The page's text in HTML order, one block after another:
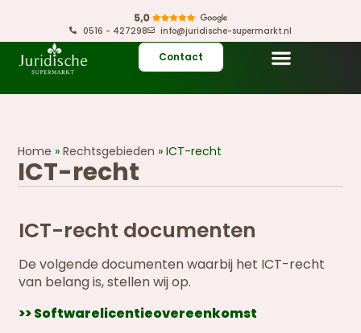
0516 - 427298 info@juridische-supermarkt.nl
Contact
ICT-recht
Home »Rechtsgebieden »ICT-recht
ICT-recht documenten
De volgende documenten waarbij het ICT-recht
van belang is, stellen wij op.
>> Softwarelicentieovereenkomst